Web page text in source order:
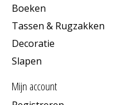
Boeken
Tassen & Rugzakken
Decoratie
Slapen
Mijn account